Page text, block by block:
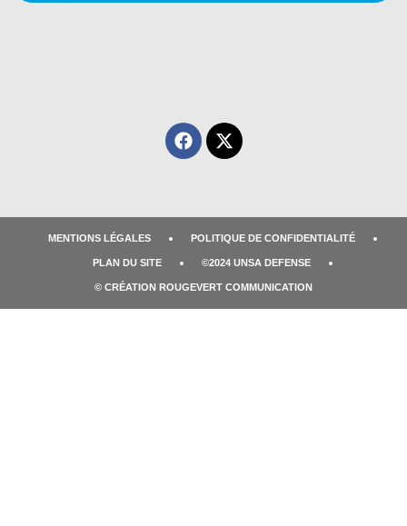
MENTIONS LÉGALES POLITIQUE DE CONFIDENTIALITÉ
PLAN DU SITE ©2024 UNSA DEFENSE
© CRÉATION ROUGEVERT COMMUNICATION